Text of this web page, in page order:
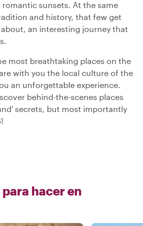
romantic sunsets. At the same
and history, that few get
an interesting journey that
most breathtaking places on the
with you the local culture of the
an unforgettable experience.
behind-the-scenes places
secrets, but most importantly
hacer en